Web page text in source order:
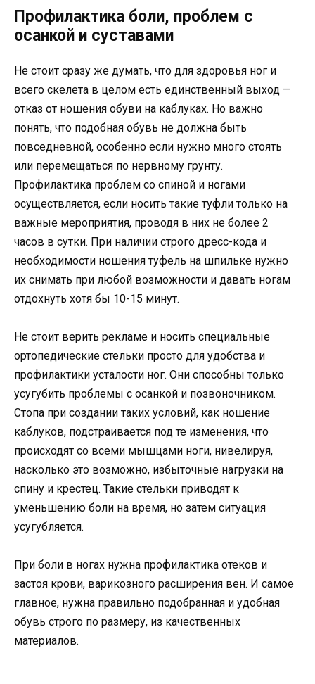
Профилактика боли, проблем с
осанкой и суставами
Не стоит сразу же думать, что для здоровья ног и
всего скелета в целом есть единственный выход —
отказ от ношения обуви на каблуках. Но важно
понять, что подобная обувь не должна быть
повседневной, особенно если нужно много стоять
или перемещаться по нервному грунту.
Профилактика проблем со спиной и ногами
осуществляется, если носить такие туфли только на
важные мероприятия, проводя в них не более 2
часов в сутки. При наличии строго дресс-кода и
необходимости ношения туфель на шпильке нужно
их снимать при любой возможности и давать ногам
отдохнуть хотя бы 10-15 минут.
Не стоит верить рекламе и носить специальные
ортопедические стельки просто для удобства и
профилактики усталости ног. Они способны только
усугубить проблемы с осанкой и позвоночником.
Стопа при создании таких условий, как ношение
каблуков, подстраивается под те изменения, что
происходят со всеми мышцами ноги, нивелируя,
насколько это возможно, избыточные нагрузки на
спину и крестец. Такие стельки приводят к
уменьшению боли на время, но затем ситуация
усугубляется.
При боли в ногах нужна профилактика отеков и
застоя крови, варикозного расширения вен. И самое
главное, нужна правильно подобранная и удобная
обувь строго по размеру, из качественных
материалов.